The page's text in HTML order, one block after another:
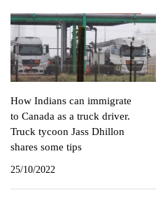
How Indians can immigrate
to Canada as a truck driver.
Truck tycoon Jass Dhillon
shares some tips
25/10/2022